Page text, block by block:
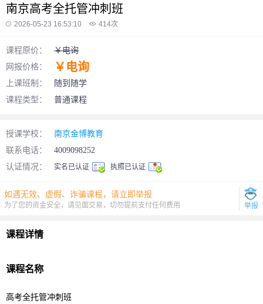
南京高考全托管冲刺班
2026-05-23 16:53:10 414次
课程原价：
￥电询
网报价格：
￥电询
上课班制：
随到随学
课程类型：
普通课程
授课学校：
南京金博教育
联系电话：
4009098252
认证情况：
实名已认证 执照已认证
如遇无效、虚假、诈骗课程，请立即举报
为了您的资金安全，请见面交易，切勿提前支付任何费用 举报
课程详情
课程名称
高考全托管冲刺班